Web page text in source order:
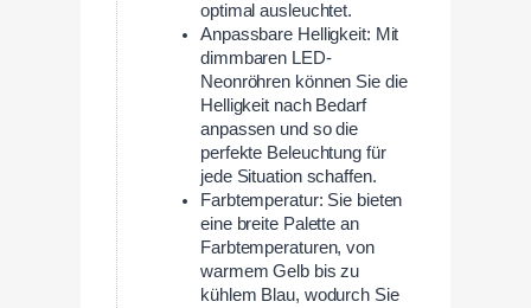
optimal ausleuchtet.
Anpassbare Helligkeit: Mit
dimmbaren LED-
Neonröhren können Sie die
Helligkeit nach Bedarf
anpassen und so die
perfekte Beleuchtung für
jede Situation schaffen.
Farbtemperatur: Sie bieten
eine breite Palette an
Farbtemperaturen, von
warmem Gelb bis zu
kühlem Blau, wodurch Sie